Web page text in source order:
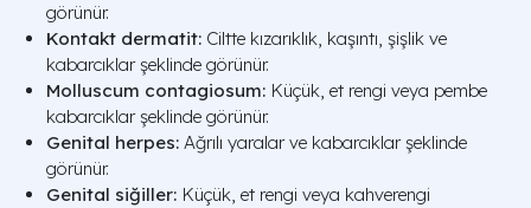
görünür.
Kontakt dermatit: Ciltte kızarıklık, kaşıntı, şişlik ve
kabarcıklar şeklinde görünür.
Molluscum contagiosum: Küçük, et rengi veya pembe
kabarcıklar şeklinde görünür.
Genital herpes: Ağrılı yaralar ve kabarcıklar şeklinde
görünür.
Genital siğiller: Küçük, et rengi veya kahverengi